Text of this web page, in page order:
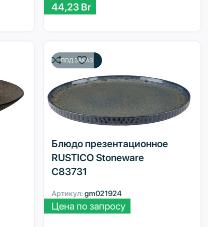
44,23 Br
ПОД ЗАКАЗ
Блюдо презентационное
RUSTICO Stoneware
C83731
Артикул:gm021924
Цена по запросу